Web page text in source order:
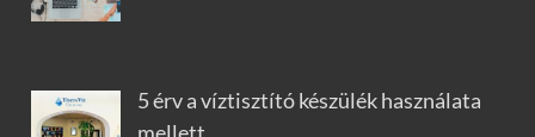
5 érv a víztisztító készülék használata